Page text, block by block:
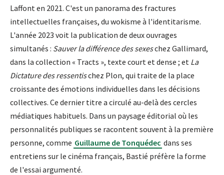
Laffont en 2021. C'est un panorama des fractures
intellectuelles françaises, du wokisme à l'identitarisme.
L'année 2023 voit la publication de deux ouvrages
simultanés : Sauver la différence des sexeschez Gallimard,
dans la collection « Tracts », texte court et dense ; et La
Dictature des ressentischez Plon, qui traite de la place
croissante des émotions individuelles dans les décisions
collectives. Ce dernier titre a circulé au-delà des cercles
médiatiques habituels. Dans un paysage éditorial où les
personnalités publiques se racontent souvent à la première
personne, comme Guillaume de Tonquédec dans ses
entretiens sur le cinéma français, Bastié préfère la forme
de l'essai argumenté.